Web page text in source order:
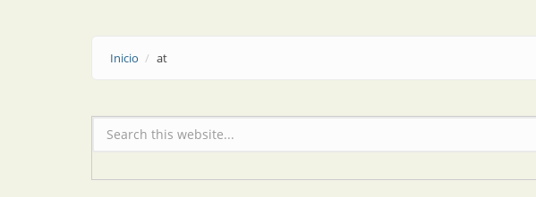
Inicio at
Formulario de búsqueda